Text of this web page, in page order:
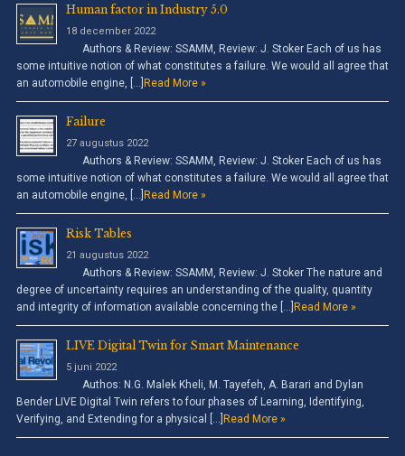
Human factor in Industry 5.0
18 december 2022
Authors & Review: SSAMM, Review: J. Stoker Each of us has
some intuitive notion of what constitutes a failure. We would all agree that
an automobile engine, […] Read More »
Failure
27 augustus 2022
Authors & Review: SSAMM, Review: J. Stoker Each of us has
some intuitive notion of what constitutes a failure. We would all agree that
an automobile engine, […] Read More »
Risk Tables
21 augustus 2022
Authors & Review: SSAMM, Review: J. Stoker The nature and
degree of uncertainty requires an understanding of the quality, quantity
and integrity of information available concerning the […] Read More »
LIVE Digital Twin for Smart Maintenance
5 juni 2022
Authos: N.G. Malek Kheli, M. Tayefeh, A. Barari and Dylan
Bender LIVE Digital Twin refers to four phases of Learning, Identifying,
Verifying, and Extending for a physical […] Read More »